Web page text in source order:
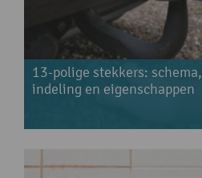
13-polige stekkers: schema,
indeling en eigenschappen